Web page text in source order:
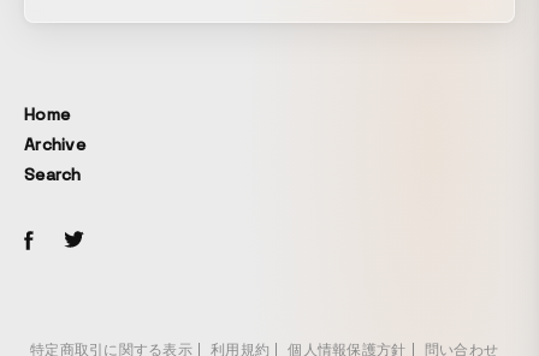
Home
Archive
Search
特定商取引に関する表示 利用規約 個人情報保護方針 問い合わせ